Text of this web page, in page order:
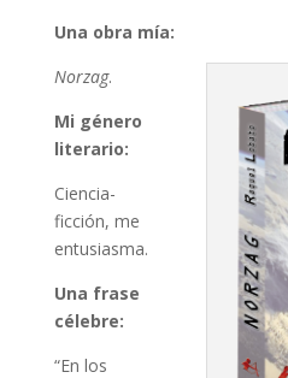
Una obra mía:
Norzag.
Mi género
literario:
Ciencia-
ficción, me
entusiasma.
Una frase
célebre:
“En los